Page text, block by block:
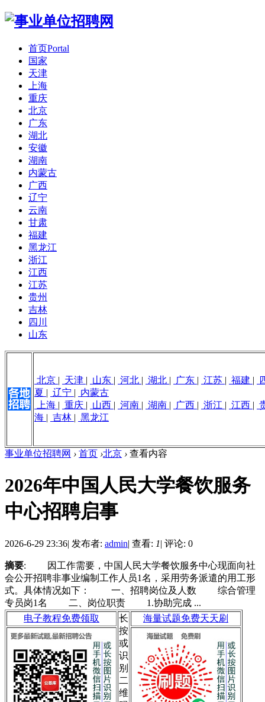
首页Portal
国家
天津
上海
重庆
北京
广东
湖北
安徽
湖南
内蒙古
广西
辽宁
云南
甘肃
福建
黑龙江
浙江
江西
江苏
贵州
吉林
四川
山东
北京 | 天津 | 山东 | 河北 | 湖北 | 广东 | 江苏 | 福建 |
夏 | 辽宁 | 内蒙古
上海 | 重庆 | 山西 | 河南 | 湖南 | 广西 | 浙江 | 江西 |
海 | 吉林 | 黑龙江
事业单位招聘网 › 首页 ›北京 › 查看内容
2026年中国人民大学餐饮服务
中心招聘启事
2026-6-29 23:36| 发布者: admin| 查看: 1| 评论: 0
摘要: 因工作需要，中国人民大学餐饮服务中心现面向社
会公开招聘非事业编制工作人员1名，采用劳务派遣的用工形
式。具体情况如下： 一、招聘岗位及人数 综合管理
专员岗1名 二、岗位职责 1.协助完成 ...
电子教程免费领取
长
按
或
识
别
二
维
海量试题免费天天刷